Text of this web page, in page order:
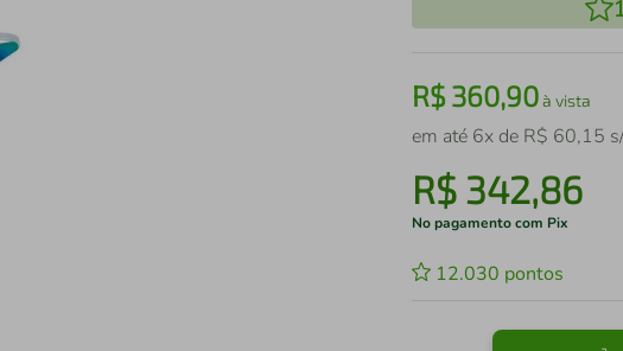
R$360,90à vista
em até 6x de R$ 60,15
R$ 342,86
No pagamento com Pix
12.030 pontos